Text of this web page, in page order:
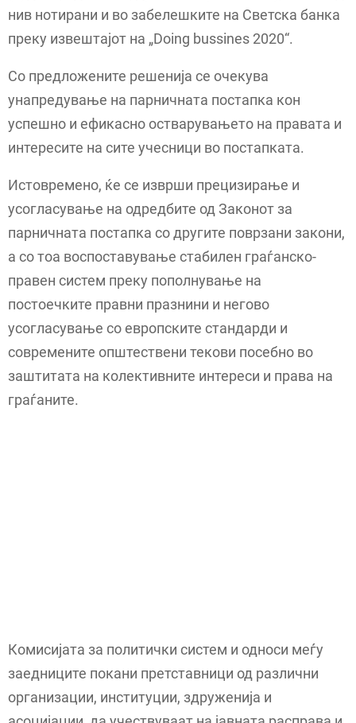
нив нотирани и во забелешките на Светска банка
преку извештајот на „Doing bussines 2020“.
Со предложените решенија се очекува
унапредување на парничната постапка кон
успешно и ефикасно остварувањето на правата и
интересите на сите учесници во постапката.
Истовремено, ќе се изврши прецизирање и
усогласување на одредбите од Законот за
парничната постапка со другите поврзани закони,
а со тоа воспоставување стабилен граѓанско-
правен систем преку пополнување на
постоечките правни празнини и негово
усогласување со европските стандарди и
современите општествени текови посебно во
заштитата на колективните интереси и права на
граѓаните.
Комисијата за политички систем и односи меѓу
заедниците покани претставници од различни
организации, институции, здруженија и